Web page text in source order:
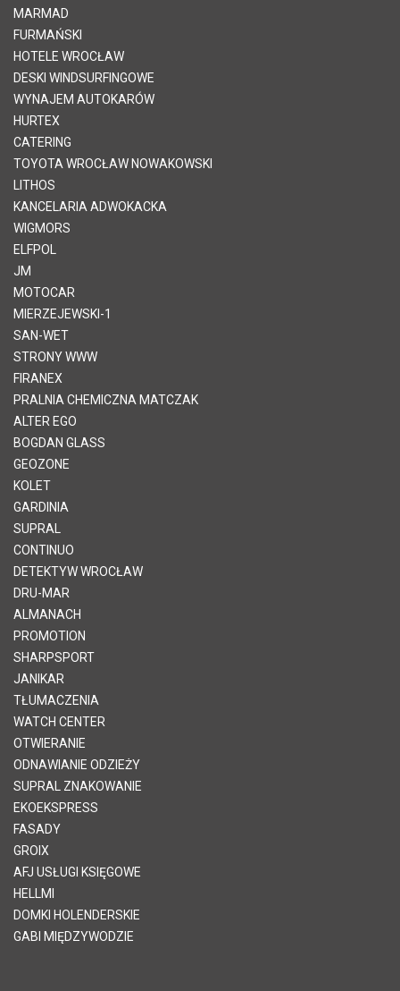
MARMAD
FURMAŃSKI
HOTELE WROCŁAW
DESKI WINDSURFINGOWE
WYNAJEM AUTOKARÓW
HURTEX
CATERING
TOYOTA WROCŁAW NOWAKOWSKI
LITHOS
KANCELARIA ADWOKACKA
WIGMORS
ELFPOL
JM
MOTOCAR
MIERZEJEWSKI-1
SAN-WET
STRONY WWW
FIRANEX
PRALNIA CHEMICZNA MATCZAK
ALTER EGO
BOGDAN GLASS
GEOZONE
KOLET
GARDINIA
SUPRAL
CONTINUO
DETEKTYW WROCŁAW
DRU-MAR
ALMANACH
PROMOTION
SHARPSPORT
JANIKAR
TŁUMACZENIA
WATCH CENTER
OTWIERANIE
ODNAWIANIE ODZIEŻY
SUPRAL ZNAKOWANIE
EKOEKSPRESS
FASADY
GROIX
AFJ USŁUGI KSIĘGOWE
HELLMI
DOMKI HOLENDERSKIE
GABI MIĘDZYWODZIE